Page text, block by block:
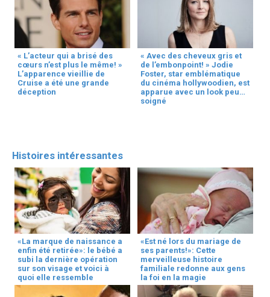
« L’acteur qui a brisé des
cœurs n’est plus le même! »
L’apparence vieillie de
Cruise a été une grande
déception
« Avec des cheveux gris et
de l’embonpoint! » Jodie
Foster, star emblématique
du cinéma hollywoodien, est
apparue avec un look peu
soigné
Histoires intéressantes
«La marque de naissance a
enfin été retirée»: le bébé a
subi la dernière opération
sur son visage et voici à
quoi elle ressemble
«Est né lors du mariage de
ses parents!»: Cette
merveilleuse histoire
familiale redonne aux gens
la foi en la magie